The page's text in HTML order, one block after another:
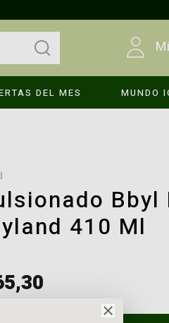
INICIAR
DEL MES MUNDO
Bbyl
410 Ml